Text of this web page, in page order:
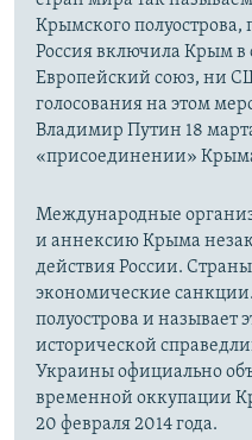
Крымского полуострова,
Россия включила Крым в
Европейский союз, ни
голосования на этом
Владимир Путин 18
«присоединении»
Международные
и аннексию Крыма
действия России.
экономические
полуострова и называет
исторической
Украины официально
временной оккупации
20 февраля 2014 года.